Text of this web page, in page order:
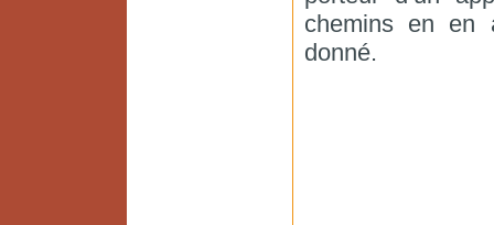
chemins en en
donné.